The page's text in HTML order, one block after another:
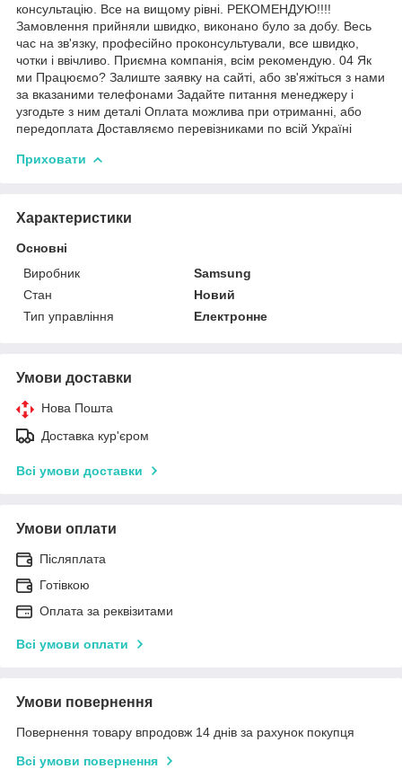
консультацію. Все на вищому рівні. РЕКОМЕНДУЮ!!!!
Замовлення прийняли швидко, виконано було за добу. Весь
час на зв'язку, професійно проконсультували, все швидко,
чотки і ввічливо. Приємна компанія, всім рекомендую. 04 Як
ми Працюємо? Залиште заявку на сайті, або зв'яжіться з нами
за вказаними телефонами Задайте питання менеджеру і
узгодьте з ним деталі Оплата можлива при отриманні, або
передоплата Доставляємо перевізниками по всій Україні
Приховати
Характеристики
Основні
Виробник
Samsung
Стан
Новий
Тип управління
Електронне
Умови доставки
Нова Пошта
Доставка кур'єром
Всі умови доставки
Умови оплати
Післяплата
Готівкою
Оплата за реквізитами
Всі умови оплати
Умови повернення
Повернення товару впродовж 14 днів за рахунок покупця
Всі умови повернення